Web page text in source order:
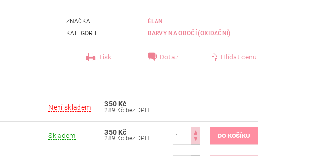
ZNAČKA
ÉLAN
KATEGORIE
BARVY NA OBOČÍ (OXIDAČNÍ)
Tisk Dotaz Hlídat cenu
Není skladem 350 Kč
289 Kč bez DPH
Skladem 350 Kč
289 Kč bez DPH